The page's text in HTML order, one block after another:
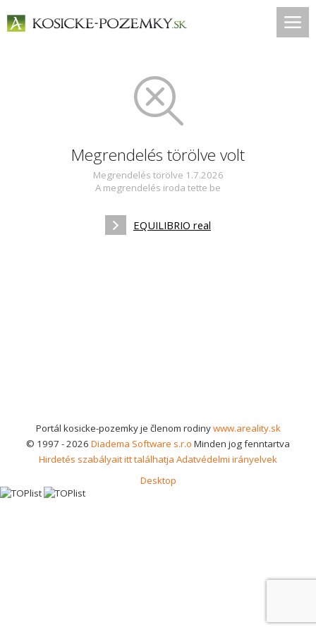
Megrendelés törölve volt
Megrendelés törölve 1.7.2026
A megrendelés iroda tette be
EQUILIBRIO real
Portál kosicke-pozemky je členom rodinywww.areality.sk
© 1997 - 2026 Diadema Software s.r.o Minden jog fenntartva
Hirdetés szabályait itt találhatja Adatvédelmi irányelvek
Desktop